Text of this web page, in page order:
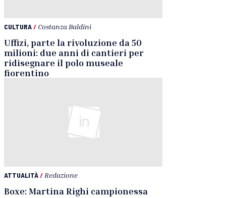
CULTURA/ Costanza Baldini
Uffizi, parte la rivoluzione da 50
milioni: due anni di cantieri per
ridisegnare il polo museale
fiorentino
ATTUALITÀ/ Redazione
Boxe: Martina Righi campionessa